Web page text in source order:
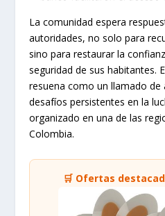
La comunidad espera
autoridades, no solo para
sino para restaurar la
seguridad de sus habitantes.
resuena como un llamado de
desafíos persistentes en la
organizado en una de las
Colombia.
🛒 Ofertas